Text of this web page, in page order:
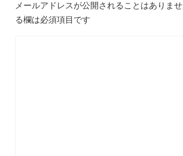
メールアドレスが公開されることはありませ
る欄は必須項目です